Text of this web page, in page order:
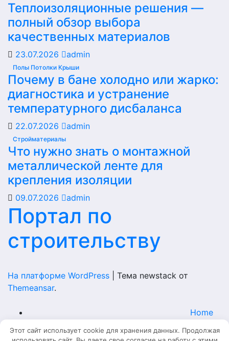
Теплоизоляционные решения —
полный обзор выбора
качественных материалов
23.07.2026 admin
Полы Потолки Крыши
Почему в бане холодно или жарко:
диагностика и устранение
температурного дисбаланса
22.07.2026 admin
Стройматериалы
Что нужно знать о монтажной
металлической ленте для
крепления изоляции
09.07.2026 admin
Портал по
строительству
На платформе WordPress
Тема newstack от
Themeansar.
Home
Главная
Этот сайт использует cookie для хранения данных. Продолжая